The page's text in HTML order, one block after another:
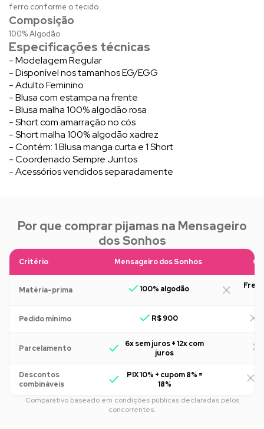
ferro conforme o tecido.
Composição
100% Algodão
Especificações técnicas
- Modelagem Regular
- Disponível nos tamanhos EG/EGG
- Adulto Feminino
- Blusa com estampa na frente
- Blusa malha 100% algodão rosa
- Short com amarração no cós
- Short malha 100% algodão xadrez
- Contém: 1 Blusa manga curta e 1 Short
- Coordenado Sempre Juntos
- Acessórios vendidos separadamente
Por que comprar pijamas na Mensageiro
dos Sonhos
Critério Mensageiro dos Sonhos
Matéria-prima 100% algodão
Pedido mínimo R$ 900
Parcelamento
6x sem juros + 12x com
juros
Descontos
combináveis
PIX 10% + cupom 8% =
18%
Comparativo baseado em condições públicas declaradas pelos
concorrentes.